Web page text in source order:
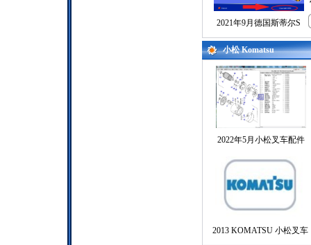
2021年9月德国斯蒂尔S
小松 Komatsu
2022年5月小松叉车配件
2013 KOMATSU 小松叉车